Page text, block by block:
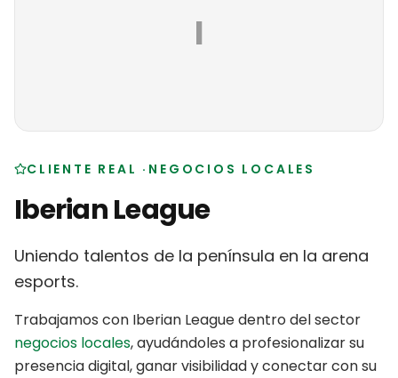
I
CLIENTE REAL · NEGOCIOS LOCALES
Iberian League
Uniendo talentos de la península en la arena
esports.
Trabajamos con Iberian Leaguedentro del sector
negocios locales,ayudándoles a profesionalizar su
presencia digital, ganar visibilidad y conectar con su